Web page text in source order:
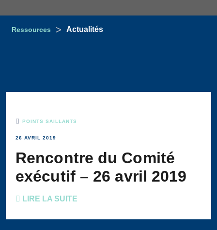
Ressources > Actualités
POINTS SAILLANTS
26 AVRIL 2019
Rencontre du Comité
exécutif – 26 avril 2019
LIRE LA SUITE